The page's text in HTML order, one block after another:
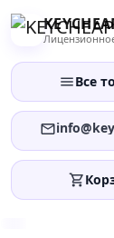
Перейти
Все